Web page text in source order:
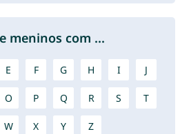
meninos com ...
E F G H I J
O P Q R S T
W X Y Z